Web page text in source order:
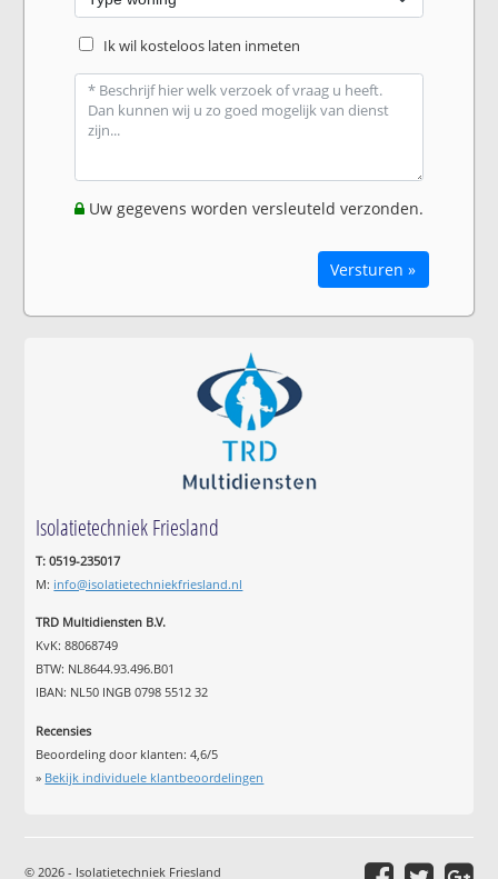
Ik wil kosteloos laten inmeten
Uw gegevens worden versleuteld verzonden.
Versturen »
Isolatietechniek Friesland
T: 0519-235017
M: info@isolatietechniekfriesland.nl
TRD Multidiensten B.V.
KvK: 88068749
BTW: NL8644.93.496.B01
IBAN: NL50 INGB 0798 5512 32
Recensies
Beoordeling door klanten:4,6/5
» Bekijk individuele klantbeoordelingen
© 2026 - Isolatietechniek Friesland